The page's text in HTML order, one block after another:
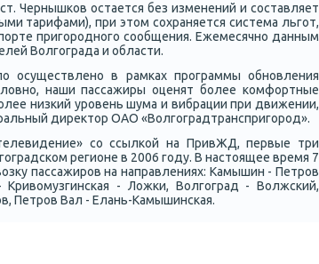
Чернышков остается без изменений и составляет
тарифами), при этом сохраняется система льгот,
пригородного сообщения. Ежемесячно данным
Волгограда и области.
осуществлено в рамках программы обновления
наши пассажиры оценят более комфортные
низкий уровень шума и вибрации при движении,
директор ОАО «Волгоградтранспригород».
со ссылкой на ПривЖД, первые три
регионе в 2006 году. В настоящее время 7
пассажиров на направлениях: Камышин - Петров
- Ложки, Волгоград - Волжский,
Петров Вал - Елань-Камышинская.